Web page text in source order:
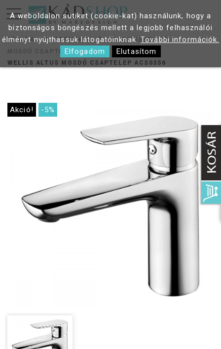
FŐOLDAL TERMÉKEK
CSAPTELEPEK
MOSDÓ CSAPTELEP
WELLIS ALTUS MOSDÓ CSAPTELEP ACS0356
Akció! -5%
A weboldalon sütiket (cookie-kat) használunk, hogy a
biztonságos böngészés mellett a legjobb felhasználói
élményt nyújthassuk látogatóinknak.További információk.
Elfogadom
Elutasítom